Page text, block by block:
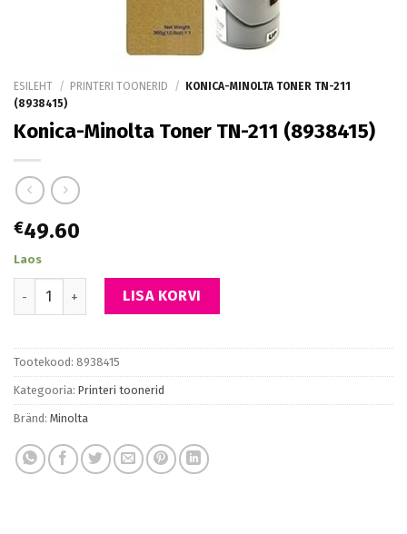
ESILEHT / PRINTERI TOONERID /
KONICA-MINOLTA TONER TN-211
(8938415)
Konica-Minolta Toner TN-211 (8938415)
€49.60
Laos
Konica-Minolta Toner TN-211 (8938415) kogus
LISA KORVI
Tootekood: 8938415
Kategooria: Printeri toonerid
Bränd: Minolta